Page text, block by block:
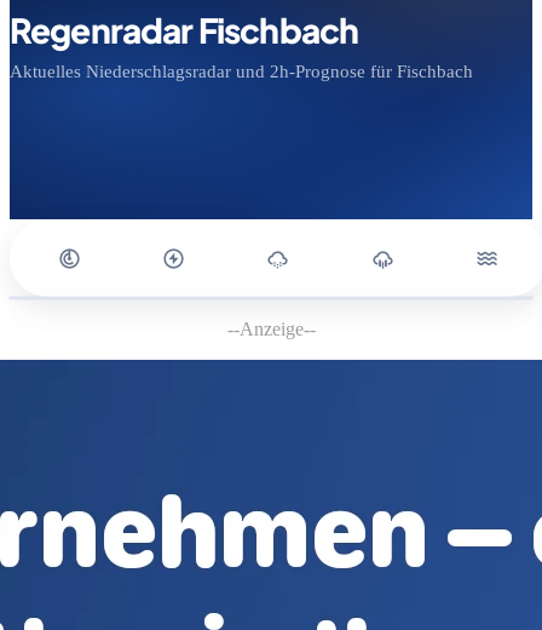
Regenradar Fischbach
Aktuelles Niederschlagsradar und 2h-Prognose für Fischbach
--Anzeige--